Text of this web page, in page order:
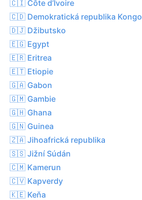
🇨🇮 Côte d’Ivoire
🇨🇩 Demokratická republika Kongo
🇩🇯 Džibutsko
🇪🇬 Egypt
🇪🇷 Eritrea
🇪🇹 Etiopie
🇬🇦 Gabon
🇬🇲 Gambie
🇬🇭 Ghana
🇬🇳 Guinea
🇿🇦 Jihoafrická republika
🇸🇸 Jižní Súdán
🇨🇲 Kamerun
🇨🇻 Kapverdy
🇰🇪 Keňa